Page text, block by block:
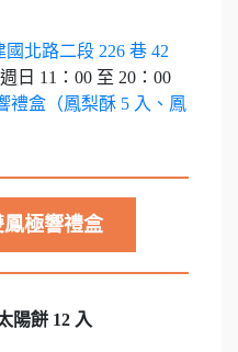
北路二段 226 巷 42
日 11：00 至 20：00
禮盒（鳳梨酥 5 入、鳳
極響禮盒
陽餅 12 入